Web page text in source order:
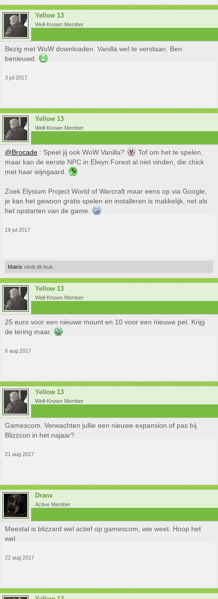
Yellow 13
Well-Known Member
Bezig met WoW downloaden. Vanilla wel te verstaan. Ben
benieuwd.
3 jul 2017
Yellow 13
Well-Known Member
@Brocade : Speel jij ook WoW Vanilla?
Tof om het te spelen,
maar kan de eerste NPC in Elwyn Forest al niet vinden, die chick
met haar wijngaard.
Zoek Elysium Project World of Warcraft maar eens op via Google,
je kan het gewoon gratis spelen en installeren is makkelijk, net als
het opstarten van de game.
19 jul 2017
Matrix vindt dit leuk.
Yellow 13
Well-Known Member
25 euro voor een nieuwe mount en 10 voor een nieuwe pet. Krijg
de tering maar.
6 aug 2017
Yellow 13
Well-Known Member
Gamescom. Verwachten jullie een nieuwe expansion of pas bij
Blizzcon in het najaar?
21 aug 2017
Dranx
Active Member
Meestal is blizzard wel actief op gamescom, wie weet. Hoop het
wel.
22 aug 2017